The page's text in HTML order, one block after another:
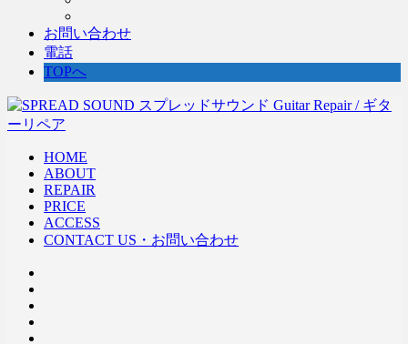
お問い合わせ
電話
TOPへ
HOME
ABOUT
REPAIR
PRICE
ACCESS
CONTACT US・お問い合わせ